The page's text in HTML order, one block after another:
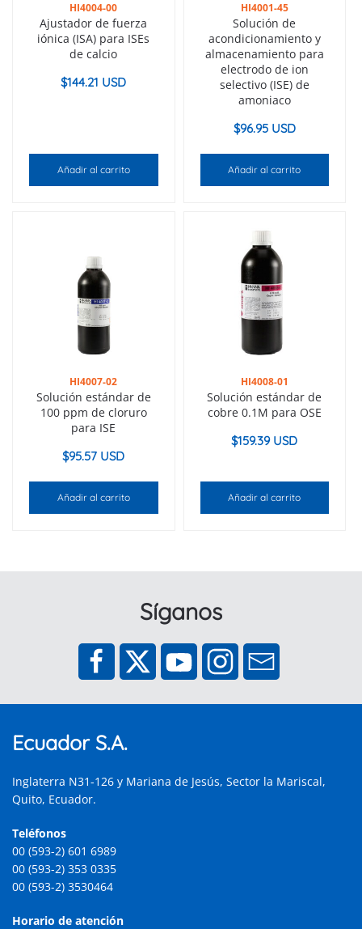
HI4004-00
Ajustador de fuerza
iónica (ISA) para ISEs
de calcio
$144.21 USD
Añadir al carrito
HI4001-45
Solución de
acondicionamiento y
almacenamiento para
electrodo de ion
selectivo (ISE) de
amoniaco
$96.95 USD
Añadir al carrito
HI4007-02
Solución estándar de
100 ppm de cloruro
para ISE
$95.57 USD
Añadir al carrito
HI4008-01
Solución estándar de
cobre 0.1M para OSE
$159.39 USD
Añadir al carrito
Síganos
Ecuador S.A.
Inglaterra N31-126 y Mariana de Jesús, Sector la Mariscal,
Quito, Ecuador.
Teléfonos
00 (593-2) 601 6989
00 (593-2) 353 0335
00 (593-2) 3530464
Horario de atención